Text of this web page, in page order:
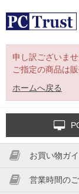
申し訳ございませ
ご指定の商品は
ホームへ戻る
お買い物ガ
営業時間の